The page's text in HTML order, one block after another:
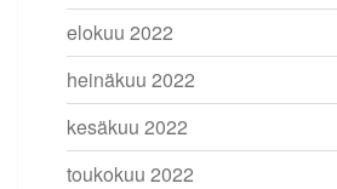
elokuu 2022
heinäkuu 2022
kesäkuu 2022
toukokuu 2022